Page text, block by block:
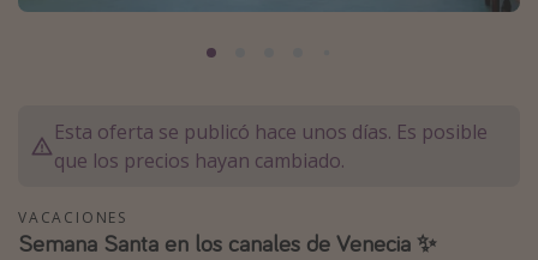
Tailandia
Albania
Esta oferta se publicó hace unos días. Es posible
que los precios hayan cambiado.
VACACIONES
Semana Santa en los canales de Venecia ✨